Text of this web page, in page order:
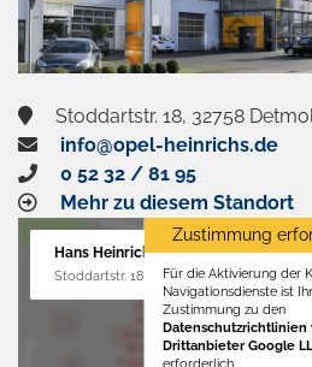
Stoddartstr. 18, 32758
info@opel-heinrichs.de
0 52 32 / 81 95
Mehr zu diesem Standort
Hans Heinrichs GmbH
Stoddartstr. 18, 32758 Detmold
Zustimmung
Für die Aktivierung der
Navigationsdienste ist
Zustimmung zu den
Datenschutzrichtlinien
Drittanbieter Google
erforderlich.